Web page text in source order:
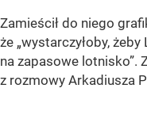
Zamieścił do niego
że „wystarczyłoby,
na zapasowe lotnisko”.
z rozmowy Arkadiusza